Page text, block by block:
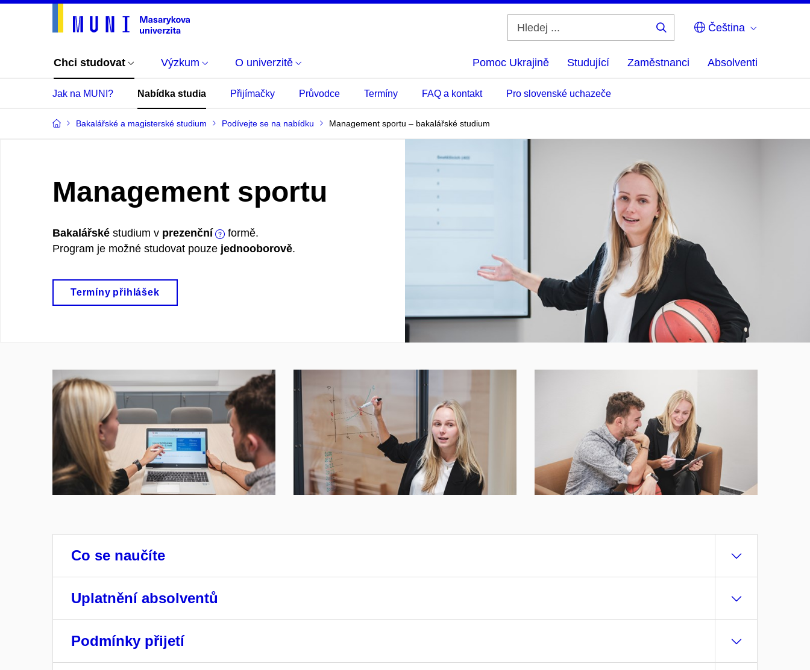
Čeština
Chci studovat Výzkum O univerzitě Pomoc Ukrajině Studující Zaměstnanci Absolventi
Jak na MUNI? Nabídka studia Přijímačky Průvodce Termíny FAQ a kontakt Pro slovenské uchazeče
Bakalářské a magisterské studium Podívejte se na nabídku Management sportu – bakalářské studium
Management sportu
Bakalářské studium v prezenční
formě.
Program je možné studovat pouze jednooborově.
Termíny přihlášek
Co se naučíte
Uplatnění absolventů
Podmínky přijetí